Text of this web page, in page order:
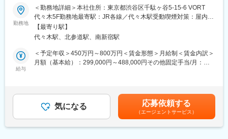
企画制作部は20名程度の部署になります。チーム体制で業務を行
っており、1チームにつき5～7名で構成さています。製薬企業か
ら転職してきた方が多くいらっしゃり、経験・知識豊富なスタッ
フが揃っています。
【キャリアパス】
ゆくゆくは販促資材の企画立案もお任せしたいと考えています。
【弊社の特徴】
■ライター所属数は業界1位：
医師専用Webサービス・アプリを運営する当社にて、「ヒポク
ラ」のUI/UXデザイナーをお任せします。
■業務内容：
医師という専門性の高いユーザーに向き合い、プロダクト・マー
ケティング・ブランディングまで横断的に関わることができま
す。PM・開発ディレクター・エンジニアと連携しながら、UI/UX
っていただきたいと考えています。
勤務地
＜勤務地詳細＞本社住所：東京都渋谷区千駄ヶ谷5-15-6 VORT
代々木5F勤務地最寄駅：JR各線／代々木駅受動喫煙対策：屋内全
面禁煙変更の範囲：会社の定める事業所（リモートワーク含む）
【最寄り駅】
代々木駅、北参道駅、南新宿駅
給与
＜予定年収＞450万円～800万円＜賃金形態＞月給制＜賃金内訳＞
月額（基本給）：299,000円～488,000円その他固定手当/月：
残業手当＞有＜給与補足＞■上記「その他固定手当」：在宅勤務手
当賃金はあくまでも目安の金額であり、選考を通じて上下する可
能性があります。月給(月額)は固定手当を含めた表記です。
気になる 応募依頼する
（エージェントサービス）